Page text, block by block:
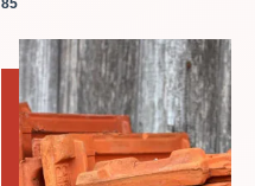
85